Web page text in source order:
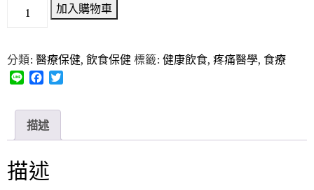
加入購物車
分類: 醫療保健, 飲食保健標籤: 健康飲食, 疼痛醫學, 食療
e
e
b
o
k
描述
描述